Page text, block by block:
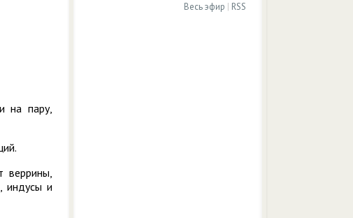
на пару,
веррины,
индусы и
Весь эфир | RSS